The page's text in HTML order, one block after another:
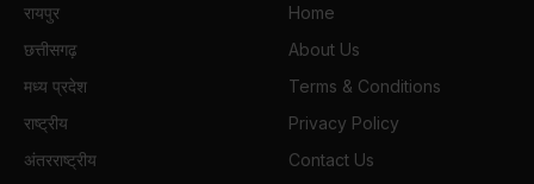
रायपुर
छत्तीसगढ़
मध्य प्रदेश
राष्ट्रीय
अंतरराष्ट्रीय
Home
About Us
Terms & Conditions
Privacy Policy
Contact Us